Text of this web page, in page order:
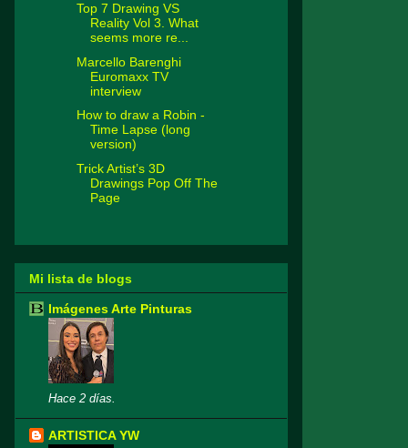
Top 7 Drawing VS
Reality Vol 3. What
seems more re...
Marcello Barenghi
Euromaxx TV
interview
How to draw a Robin -
Time Lapse (long
version)
Trick Artist’s 3D
Drawings Pop Off The
Page
Mi lista de blogs
Imágenes Arte Pinturas
Hace 2 días.
ARTISTICA YW